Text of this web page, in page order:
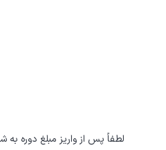
لطفاً پس از واریز مبلغ دوره به